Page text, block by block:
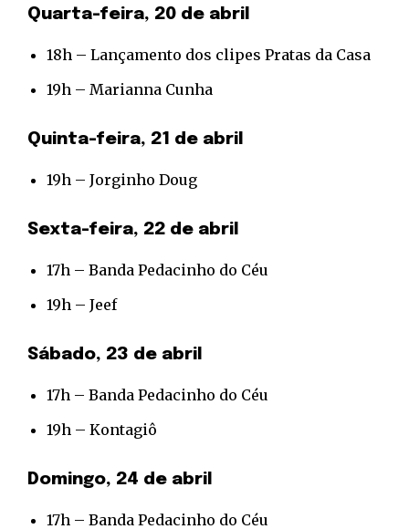
Quarta-feira, 20 de abril
18h – Lançamento dos clipes Pratas da Casa
19h – Marianna Cunha
Quinta-feira, 21 de abril
19h – Jorginho Doug
Sexta-feira, 22 de abril
17h – Banda Pedacinho do Céu
19h – Jeef
Sábado, 23 de abril
17h – Banda Pedacinho do Céu
19h – Kontagiô
Domingo, 24 de abril
17h – Banda Pedacinho do Céu